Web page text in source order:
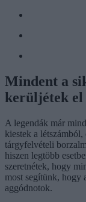
Mindent a
kerüljétek el
A legendák már
kiestek a
tárgyfelvételi
hiszen legtöbb
szeretnétek, hogy
most segítünk, hogy
aggódnotok.